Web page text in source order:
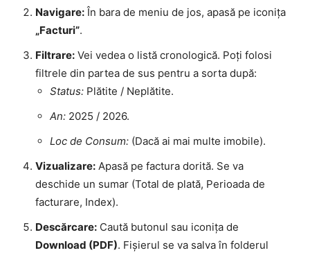
Navigare: În bara de meniu de jos, apasă pe iconița
„Facturi”.
Filtrare: Vei vedea o listă cronologică. Poți folosi
filtrele din partea de sus pentru a sorta după:
Status: Plătite / Neplătite.
An: 2025 / 2026.
Loc de Consum: (Dacă ai mai multe imobile).
Vizualizare: Apasă pe factura dorită. Se va
deschide un sumar (Total de plată, Perioada de
facturare, Index).
Descărcare: Caută butonul sau iconița de
Download (PDF). Fișierul se va salva în folderul